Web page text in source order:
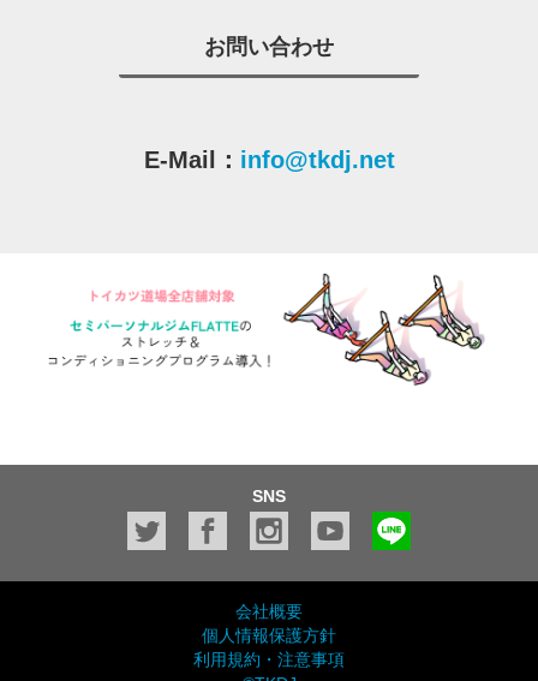
お問い合わせ
E-Mail： info@tkdj.net
SNS
会社概要
個人情報保護方針
利用規約・注意事項